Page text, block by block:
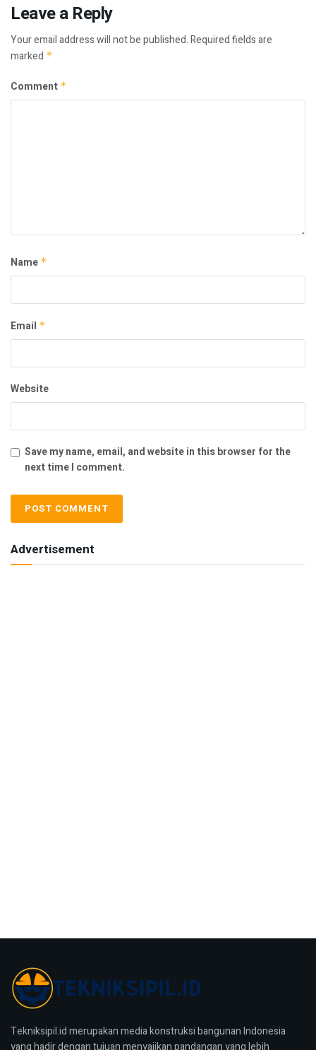
Leave a Reply
Your email address will not be published.Required fields are
marked *
Comment *
Name *
Email *
Website
Save my name, email, and website in this browser for the
next time I comment.
Advertisement
Tekniksipil.id merupakan media konstruksi bangunan Indonesia
yang hadir dengan tujuan menyajikan pandangan yang lebih